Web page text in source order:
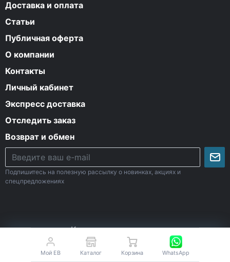
Доставка и оплата
Статьи
Публичная оферта
О компании
Контакты
Личный кабинет
Экспресс доставка
Отследить заказ
Возврат и обмен
Подпишитесь на полезную рассылку о новинках, акциях и
спецпредложениях
К началу страницы
© Все права защищены. 2009-2026 Energy-Body.ru
Мой EB Каталог Корзина WhatsApp